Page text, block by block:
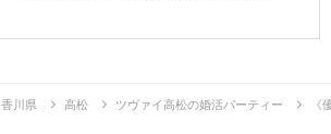
香川県 高松 ツヴァイ高松の婚活パーティー 《